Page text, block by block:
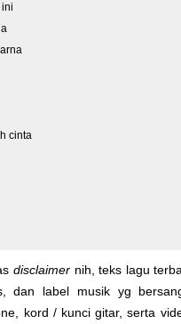
ini
cinta
disclaimernih, teks lagu
dan label musik yg
kord / kunci gitar, serta